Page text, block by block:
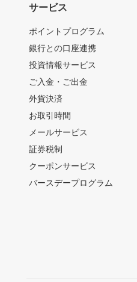
サービス
ポイントプログラム
銀行との口座連携
投資情報サービス
ご入金・ご出金
外貨決済
お取引時間
メールサービス
証券税制
クーポンサービス
バースデープログラム